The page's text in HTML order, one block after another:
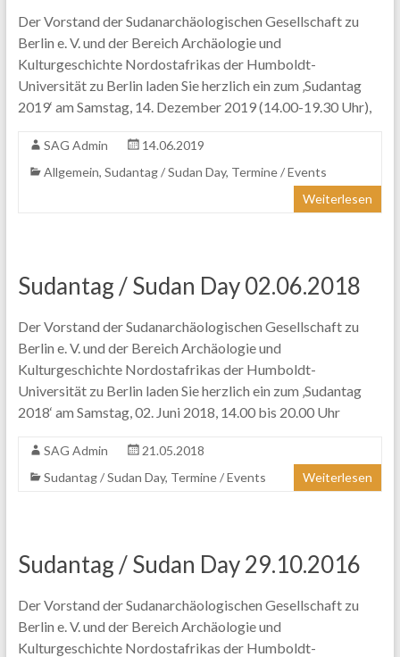
Der Vorstand der Sudanarchäologischen Gesellschaft zu
Berlin e. V. und der Bereich Archäologie und
Kulturgeschichte Nordostafrikas der Humboldt-
Universität zu Berlin laden Sie herzlich ein zum ‚Sudantag
2019‘ am Samstag, 14. Dezember 2019 (14.00-19.30 Uhr),
SAG Admin
14.06.2019
Allgemein, Sudantag / Sudan Day, Termine / Events
Weiterlesen
Sudantag / Sudan Day 02.06.2018
Der Vorstand der Sudanarchäologischen Gesellschaft zu
Berlin e. V. und der Bereich Archäologie und
Kulturgeschichte Nordostafrikas der Humboldt-
Universität zu Berlin laden Sie herzlich ein zum ‚Sudantag
2018‘ am Samstag, 02. Juni 2018, 14.00 bis 20.00 Uhr
SAG Admin
21.05.2018
Sudantag / Sudan Day, Termine / Events Weiterlesen
Sudantag / Sudan Day 29.10.2016
Der Vorstand der Sudanarchäologischen Gesellschaft zu
Berlin e. V. und der Bereich Archäologie und
Kulturgeschichte Nordostafrikas der Humboldt-